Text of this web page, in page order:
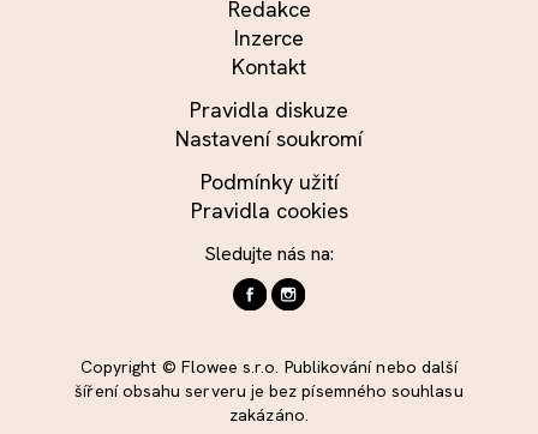
Redakce
Inzerce
Kontakt
Pravidla diskuze
Nastavení soukromí
Podmínky užití
Pravidla cookies
Sledujte nás na:
Copyright © Flowee s.r.o. Publikování nebo další
šíření obsahu serveru je bez písemného souhlasu
zakázáno.